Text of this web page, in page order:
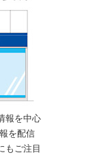
報を中心
を配信
もご注目